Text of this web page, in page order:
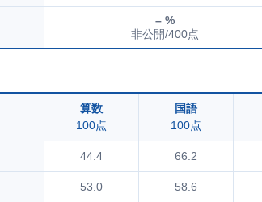
– %
非公開/400点
算数
100点
国語
100点
44.4 66.2
53.0 58.6